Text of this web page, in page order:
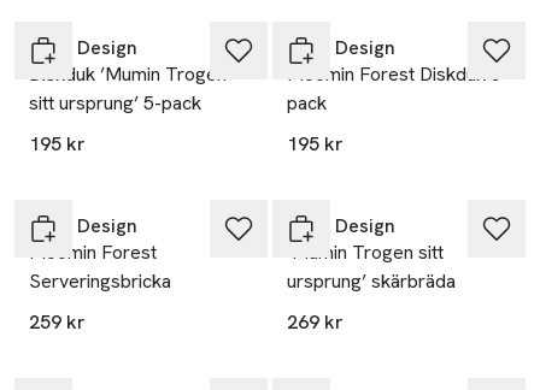
Opto Design
Diskduk ’Mumin Trogen
sitt ursprung’ 5-pack
195 kr
Opto Design
Moomin Forest Diskduk 5-
pack
195 kr
Opto Design
Moomin Forest
Serveringsbricka
259 kr
Opto Design
’Mumin Trogen sitt
ursprung’ skärbräda
269 kr